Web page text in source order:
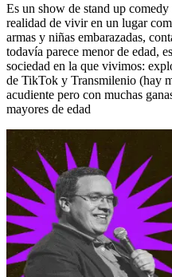
Es un show de stand up
realidad de vivir en un lugar
armas y niñas embarazadas,
todavía parece menor de edad,
sociedad en la que vivimos:
de TikTok y Transmilenio (hay
acudiente pero con muchas
mayores de edad